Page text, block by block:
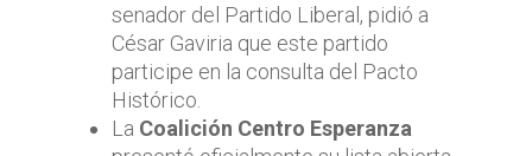
senador del Partido Liberal, pidió a
César Gaviria que este partido
participe en la consulta del Pacto
Histórico.
La Coalición Centro Esperanza